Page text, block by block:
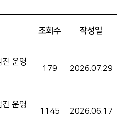
조회수 작성일
운영
179 2026.07.29
운영
1145 2026.06.17